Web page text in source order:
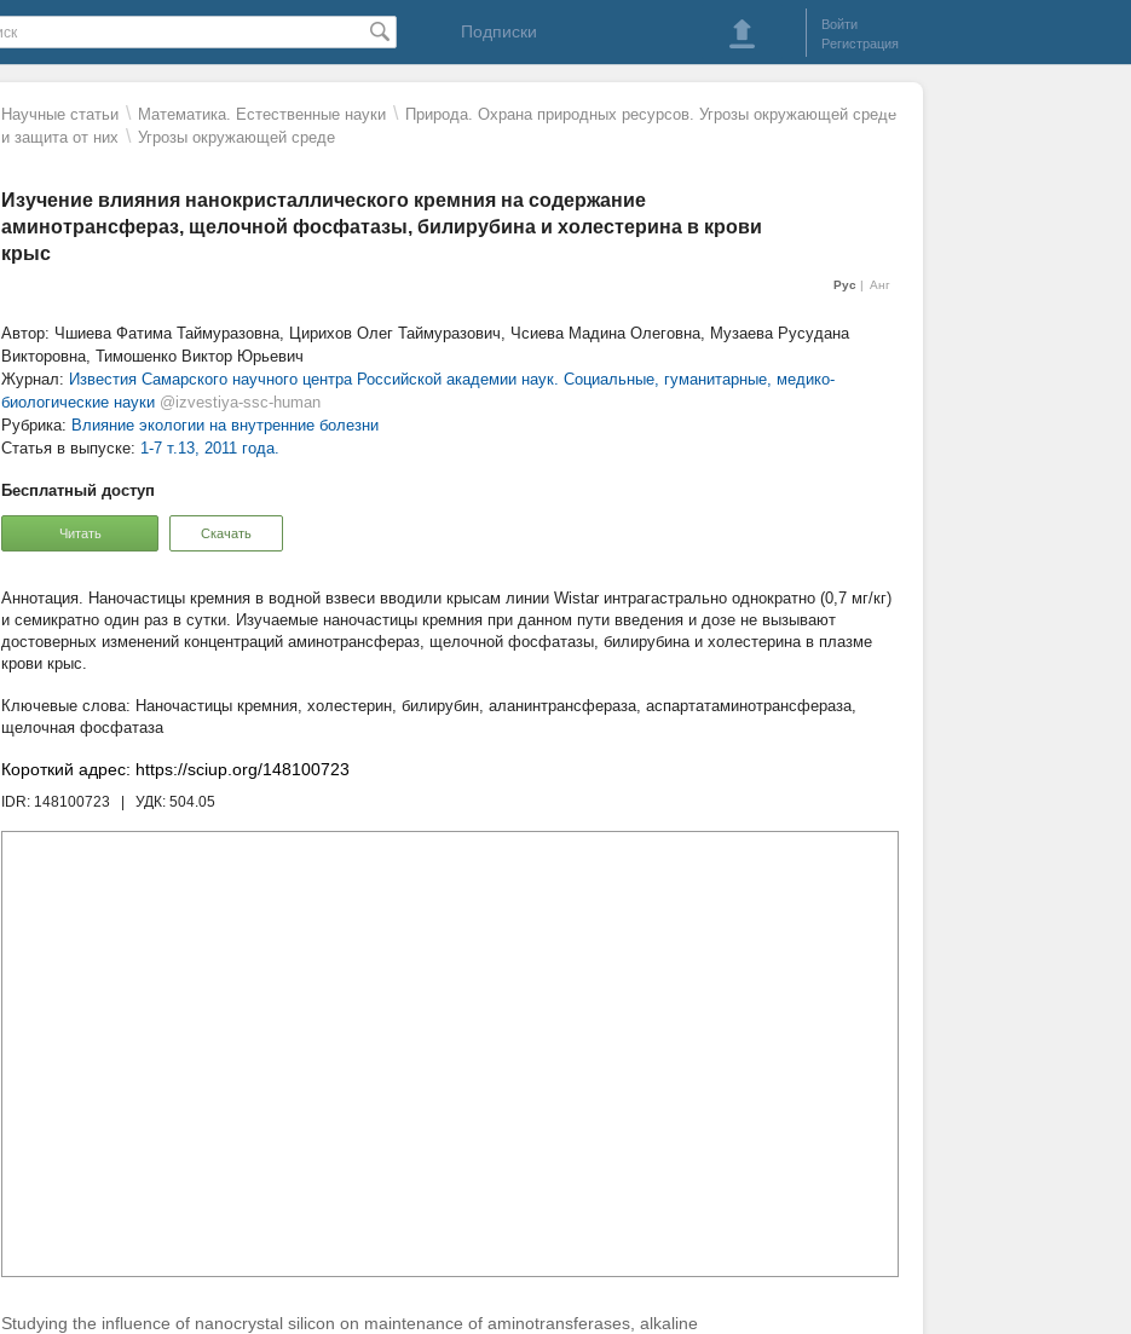
Подписки
Войти
Регистрация
Научные статьи \ Математика. Естественные науки \ Природа. Охрана природных ресурсов. Угрозы окружающей среде
и защита от них \ Угрозы окружающей среде
Изучение влияния нанокристаллического кремния на содержание
аминотрансфераз, щелочной фосфатазы, билирубина и холестерина в крови
крыс
Рус Анг
Автор: Чшиева Фатима Таймуразовна, Цирихов Олег Таймуразович, Чсиева Мадина Олеговна, Музаева Русудана
Викторовна, Тимошенко Виктор Юрьевич
Журнал: Известия Самарского научного центра Российской академии наук. Социальные, гуманитарные, медико-
биологические науки @izvestiya-ssc-human
Рубрика: Влияние экологии на внутренние болезни
Статья в выпуске: 1-7 т.13, 2011 года.
Бесплатный доступ
Читать Скачать
Наночастицы кремния в водной взвеси вводили крысам линии Wistar интрагастрально однократно (0,7 мг/кг)
и семикратно один раз в сутки. Изучаемые наночастицы кремния при данном пути введения и дозе не вызывают
достоверных изменений концентраций аминотрансфераз, щелочной фосфатазы, билирубина и холестерина в плазме
крови крыс.
Наночастицы кремния, холестерин, билирубин, аланинтрансфераза, аспартатаминотрансфераза,
щелочная фосфатаза
Короткий адрес: https://sciup.org/148100723
IDR: 148100723 | УДК: 504.05
Studying the influence of nanocrystal silicon on maintenance of aminotransferases, alkaline